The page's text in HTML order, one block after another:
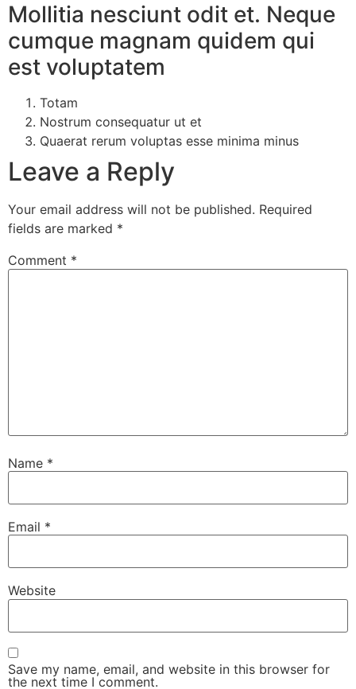
Mollitia nesciunt odit et. Neque
cumque magnam quidem qui
est voluptatem
Totam
Nostrum consequatur ut et
Quaerat rerum voluptas esse minima minus
Leave a Reply
Your email address will not be published. Required
fields are marked *
Comment *
Name *
Email *
Website
Save my name, email, and website in this browser for
the next time I comment.